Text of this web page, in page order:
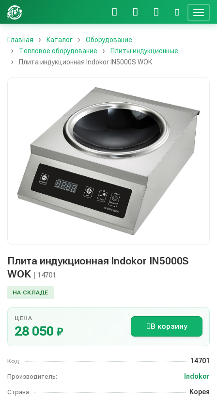
Главная Каталог
Оборудование
Тепловое оборудование
Плиты индукционные
Плита индукционная Indokor IN5000S WOK
Плита индукционная Indokor IN5000S
WOK | 14701
НА СКЛАДЕ
ЦЕНА
28 050₽ В корзину
Код: 14701
Производитель: Indokor
Страна: Корея